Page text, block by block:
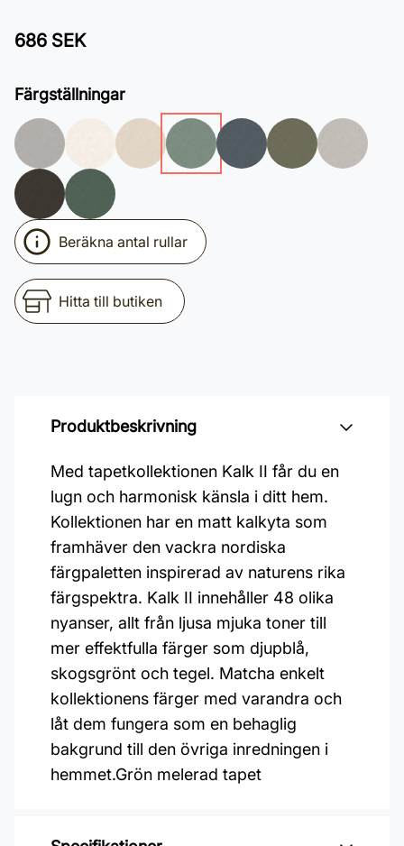
686 SEK
Färgställningar
Beräkna antal rullar
Hitta till butiken
Produktbeskrivning
Med tapetkollektionen Kalk II får du en
lugn och harmonisk känsla i ditt hem.
Kollektionen har en matt kalkyta som
framhäver den vackra nordiska
färgpaletten inspirerad av naturens rika
färgspektra. Kalk II innehåller 48 olika
nyanser, allt från ljusa mjuka toner till
mer effektfulla färger som djupblå,
skogsgrönt och tegel. Matcha enkelt
kollektionens färger med varandra och
låt dem fungera som en behaglig
bakgrund till den övriga inredningen i
hemmet.Grön melerad tapet